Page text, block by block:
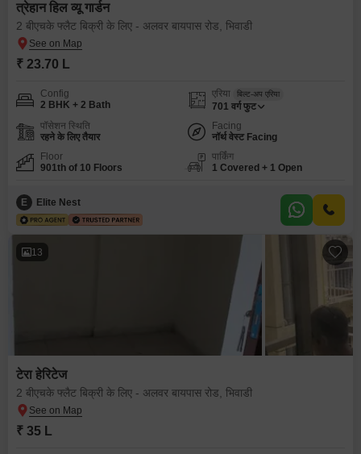
त्रेहान हिल व्यू गार्डन
2 बीएचके फ्लैट बिक्री के लिए - अलवर बायपास रोड, भिवाडी
₹ 23.70 L
Config
2 BHK + 2 Bath
एरिया बिल्ट-अप एरिया
701 वर्ग फुट
पॉसेशन स्थिति
रहने के लिए तैयार
Facing
नॉर्थ वेस्ट Facing
Floor
901th of 10 Floors
पार्किंग
1 Covered + 1 Open
E Elite Nest
13
टेरा हेरिटेज
2 बीएचके फ्लैट बिक्री के लिए - अलवर बायपास रोड, भिवाडी
₹ 35 L